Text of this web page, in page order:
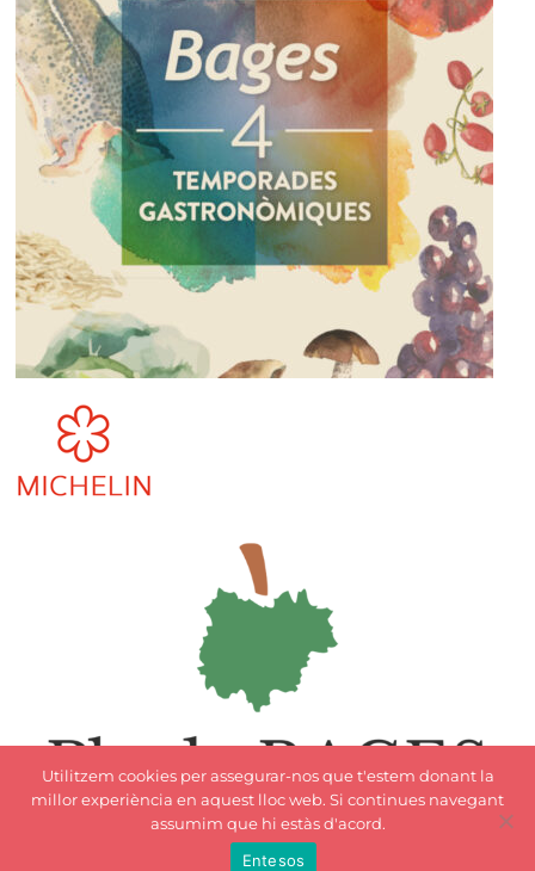
Utilitzem cookies per assegurar-nos que t'estem donant la
millor experiència en aquest lloc web. Si continues navegant
assumim que hi estàs d'acord.
Entesos